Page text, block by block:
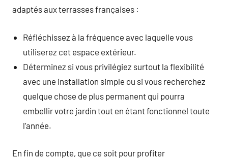
adaptés aux terrasses françaises :
Réfléchissez à la fréquence avec laquelle vous
utiliserez cet espace extérieur.
Déterminez si vous privilégiez surtout la flexibilité
avec une installation simple ou si vous recherchez
quelque chose de plus permanent qui pourra
embellir votre jardin tout en étant fonctionnel toute
l’année.
En fin de compte, que ce soit pour profiter